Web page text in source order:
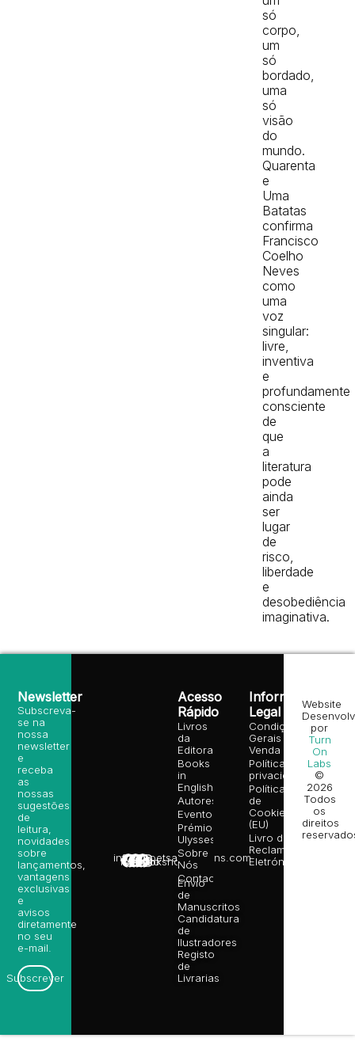
só
corpo,
um
só
bordado,
uma
só
visão
do
mundo.
Quarenta
e
Uma
Batatas
confirma
Francisco
Coelho
Neves
como
uma
voz
singular:
livre,
inventiva
e
profundamente
consciente
de
que
a
literatura
pode
ainda
ser
lugar
de
risco,
liberdade
e
desobediência
imaginativa.
info@poetsandragons.com
Infantil
Adulto
Bookshop
Acesso
Rápido
Livros
da
Editora
Books
in
English
Autores
Eventos
Prémio
Ulysses
Sobre
Nós
Contactos
Envio
de
Manuscritos
Candidatura
de
Ilustradores
Registo
de
Livrarias
Informação
Legal
Condições
Gerais de
Venda
Política de
privacidade
Política
de
Cookies
(EU)
Livro de
Reclamações
Eletrónico
Newsletter
Subscreva-
se na
nossa
newsletter
e
receba
as
nossas
sugestões
de
leitura,
novidades
sobre
lançamentos,
vantagens
exclusivas
e
avisos
diretamente
no seu
e-mail.
Subscrever
Website
por
Turn
On
Labs
©
2026
Todos
os
direitos